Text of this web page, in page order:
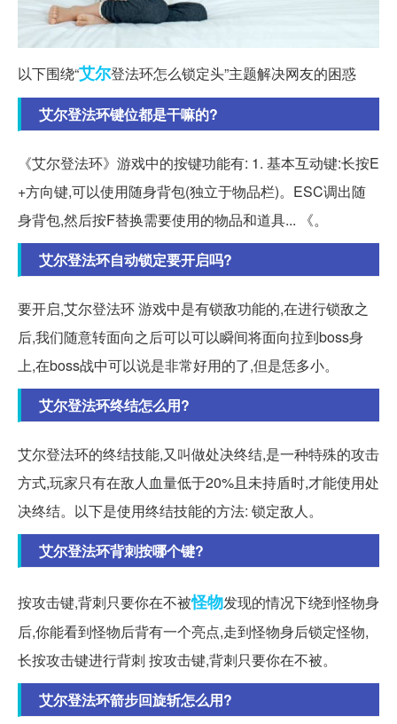
以下围绕“艾尔登法环怎么锁定头”主题解决网友的困惑
艾尔登法环键位都是干嘛的?
《艾尔登法环》游戏中的按键功能有: 1. 基本互动键:长按E
+方向键,可以使用随身背包(独立于物品栏)。ESC调出随
身背包,然后按F替换需要使用的物品和道具... 《。
艾尔登法环自动锁定要开启吗?
要开启,艾尔登法环 游戏中是有锁敌功能的,在进行锁敌之
后,我们随意转面向之后可以可以瞬间将面向拉到boss身
上,在boss战中可以说是非常好用的了,但是恁多小。
艾尔登法环终结怎么用?
艾尔登法环的终结技能,又叫做处决终结,是一种特殊的攻击
方式,玩家只有在敌人血量低于20%且未持盾时,才能使用处
决终结。以下是使用终结技能的方法: 锁定敌人。
艾尔登法环背刺按哪个键?
按攻击键,背刺只要你在不被怪物发现的情况下绕到怪物身
后,你能看到怪物后背有一个亮点,走到怪物身后锁定怪物,
长按攻击键进行背刺 按攻击键,背刺只要你在不被。
艾尔登法环箭步回旋斩怎么用?